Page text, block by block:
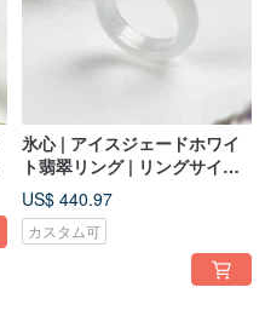
氷心 | アイスジェードホワイ
ト翡翠リング | リングサイズ
9.5 | 天然 A 貨翡翠
US$ 440.97
カスタム可